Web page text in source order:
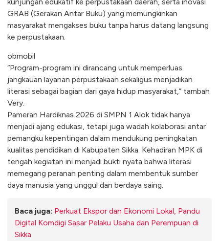
kunjungan edukatif ke perpustakaan daerah, serta inovasi
GRAB (Gerakan Antar Buku) yang memungkinkan
masyarakat mengakses buku tanpa harus datang langsung
ke perpustakaan.
obmobil
“Program-program ini dirancang untuk memperluas
jangkauan layanan perpustakaan sekaligus menjadikan
literasi sebagai bagian dari gaya hidup masyarakat,” tambah
Very.
Pameran Hardiknas 2026 di SMPN 1 Alok tidak hanya
menjadi ajang edukasi, tetapi juga wadah kolaborasi antar
pemangku kepentingan dalam mendukung peningkatan
kualitas pendidikan di Kabupaten Sikka. Kehadiran MPK di
tengah kegiatan ini menjadi bukti nyata bahwa literasi
memegang peranan penting dalam membentuk sumber
daya manusia yang unggul dan berdaya saing.
Baca juga: Perkuat Ekspor dan Ekonomi Lokal, Pandu
Digital Komdigi Sasar Pelaku Usaha dan Perempuan di
Sikka